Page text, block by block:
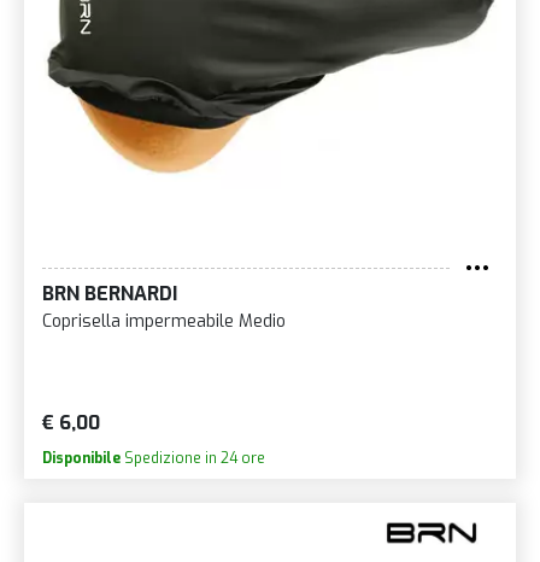
BRN BERNARDI
Coprisella impermeabile Medio
€ 6,00
Disponibile Spedizione in 24 ore